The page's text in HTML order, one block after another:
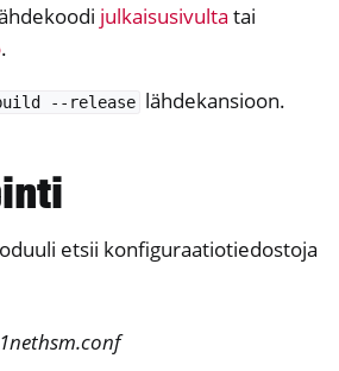
julkaisusivulta tai
.
--release lähdekansioon.
etsii konfiguraatiotiedostoja